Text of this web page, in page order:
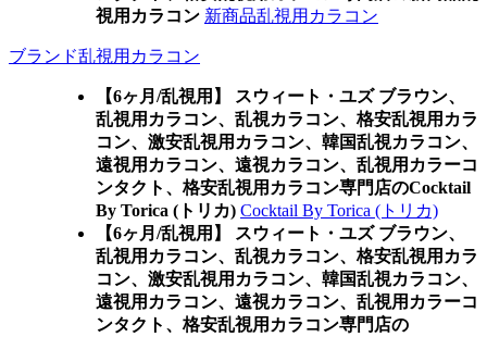
視用カラコン 新商品乱視用カラコン
ブランド乱視用カラコン
【6ヶ月/乱視用】 スウィート・ユズ ブラウン、
乱視用カラコン、乱視カラコン、格安乱視用カラ
コン、激安乱視用カラコン、韓国乱視カラコン、
遠視用カラコン、遠視カラコン、乱視用カラーコ
ンタクト、格安乱視用カラコン専門店のCocktail
By Torica (トリカ) Cocktail By Torica (トリカ)
【6ヶ月/乱視用】 スウィート・ユズ ブラウン、
乱視用カラコン、乱視カラコン、格安乱視用カラ
コン、激安乱視用カラコン、韓国乱視カラコン、
遠視用カラコン、遠視カラコン、乱視用カラーコ
ンタクト、格安乱視用カラコン専門店の